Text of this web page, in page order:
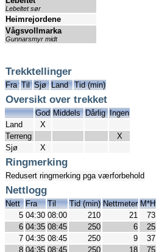
Lebeltet sør
Heimrejordene
Vågsvollmarka
Gunnarsmyr midt
Trekktellinger
Fra Til Sjø Land Tid (min)
Oversikt over trekket
God Middels Dårlig Ingen
Land
X
Terreng
X
Sjø
X
Ringmerking
Redusert ringmerking pga værforbehold
Nettlogg
Nett Fra Til Tid (min) Nettmeter M*H
5 04:30 08:00 210 21
73
6 04:35 08:45 250 6
25
7 04:35 08:45 250 9
37
8 04:35 08:45 250 18
75